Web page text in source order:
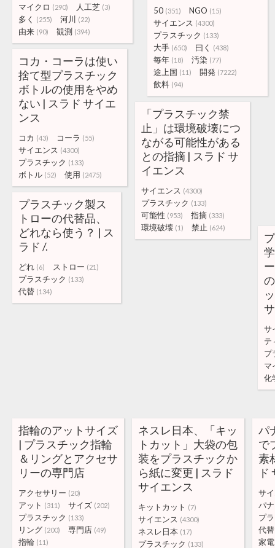
マイクロ (290) 人工芝 (3)
多く (255) 河川 (22)
由来 (90) 観測 (394)
50 (351) NGO (15)
サイエンス (4300)
プラスチック (133)
大手 (650) 曰く (438)
毎年 (18) 汚染 (77)
途上国 (11) 開発 (7222)
飲料 (94)
コカ・コーラは使い
捨て型プラスチック
ボトルの使用をやめ
ない | スラド サイエ
ンス
コカ (43) コーラ (55)
サイエンス (4300)
プラスチック (133)
ボトル (52) 使用 (2475)
「プラスチック禁
止」は環境破壊につ
ながる可能性がある
との指摘 | スラド サ
イエンス
サイエンス (4300)
プラスチック (133)
可能性 (953) 指摘 (333)
環境破壊 (1) 禁止 (624)
プラスチック製ス
トローの代替品、
どれなら使う？ | ス
ラド /.
どれ (6) ストロー (21)
プラスチック (133)
代替 (134)
サ
テ
プ
マ
化
指輪のアットサイズ
| プラスチック指輪
＆リングとアクセサ
リーの専門店
アクセサリー (20)
アット (311) サイズ (202)
プラスチック (133)
リング (200) 専門店 (49)
指輪 (11)
ネスレ日本、「キッ
トカット」大袋の包
装をプラスチックか
ら紙に変更 | スラド
サイエンス
キットカット (7)
サイエンス (4300)
ネスレ日本 (17)
プラスチック (133)
パ
で
素
ド
サ
パ
プ
代替
家電